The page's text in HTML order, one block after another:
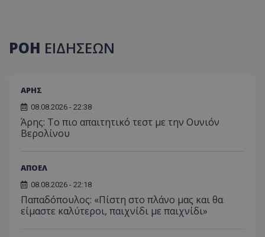
ΡΟΗ ΕΙΔΗΣΕΩΝ
ΑΡΗΣ
08.08.2026 - 22:38
Άρης: Το πιο απαιτητικό τεστ με την Ουνιόν
Βερολίνου
ΑΠΟΕΛ
08.08.2026 - 22:18
Παπαδόπουλος: «Πίστη στο πλάνο μας και θα
είμαστε καλύτεροι, παιχνίδι με παιχνίδι»